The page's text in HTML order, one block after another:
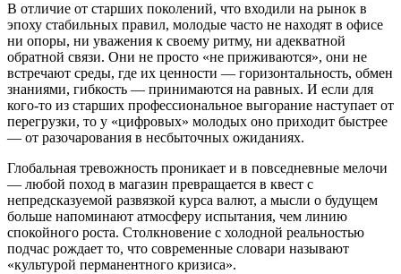
В отличие от старших поколений, что входили на рынок в
эпоху стабильных правил, молодые часто не находят в офисе
ни опоры, ни уважения к своему ритму, ни адекватной
обратной связи. Они не просто «не приживаются», они не
встречают среды, где их ценности — горизонтальность, обмен
знаниями, гибкость — принимаются на равных. И если для
кого-то из старших профессиональное выгорание наступает от
перегрузки, то у «цифровых» молодых оно приходит быстрее
— от разочарования в несбыточных ожиданиях.
Глобальная тревожность проникает и в повседневные мелочи
— любой поход в магазин превращается в квест с
непредсказуемой развязкой курса валют, а мысли о будущем
больше напоминают атмосферу испытания, чем линию
спокойного роста. Столкновение с холодной реальностью
подчас рождает то, что современные словари называют
«культурой перманентного кризиса».